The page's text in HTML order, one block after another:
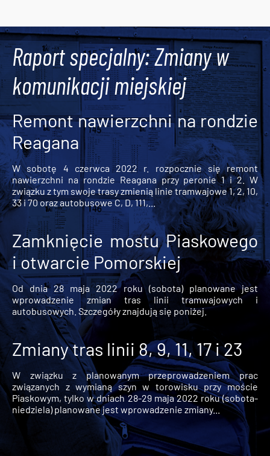
Raport specjalny: Zmiany w
komunikacji miejskiej
Remont nawierzchni na rondzie
Reagana
W sobotę 4 czerwca 2022 r. rozpocznie się remont
nawierzchni na rondzie Reagana przy peronie 1 i 2. W
związku z tym swoje trasy zmienią linie tramwajowe 1, 2, 10,
33 i 70 oraz autobusowe C, D, 111,...
Zamknięcie mostu Piaskowego
i otwarcie Pomorskiej
Od dnia 28 maja 2022 roku (sobota) planowane jest
wprowadzenie zmian tras linii tramwajowych i
autobusowych. Szczegóły znajdują się poniżej.
Zmiany tras linii 8, 9, 11, 17 i 23
W związku z planowanym przeprowadzeniem prac
związanych z wymianą szyn w torowisku przy moście
Piaskowym, tylko w dniach 28-29 maja 2022 roku (sobota-
niedziela) planowane jest wprowadzenie zmiany...